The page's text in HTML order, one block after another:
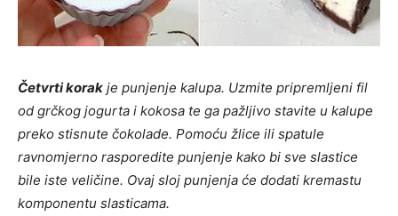
Četvrti korak je punjenje kalupa. Uzmite pripremljeni fil
od grčkog jogurta i kokosa te ga pažljivo stavite u kalupe
preko stisnute čokolade. Pomoću žlice ili spatule
ravnomjerno rasporedite punjenje kako bi sve slastice
bile iste veličine. Ovaj sloj punjenja će dodati kremastu
komponentu slasticama.